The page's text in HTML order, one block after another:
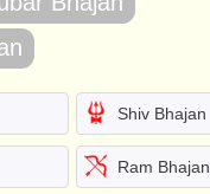
Shiv Bhajan
Ram Bhajan